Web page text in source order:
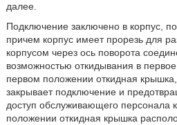
далее.
Подключение заключено в корпус,
причем корпус имеет прорезь для
корпусом через ось поворота
возможностью откидывания в
первом положении откидная
закрывает подключение и
доступ обслуживающего персонала
положении откидная крышка